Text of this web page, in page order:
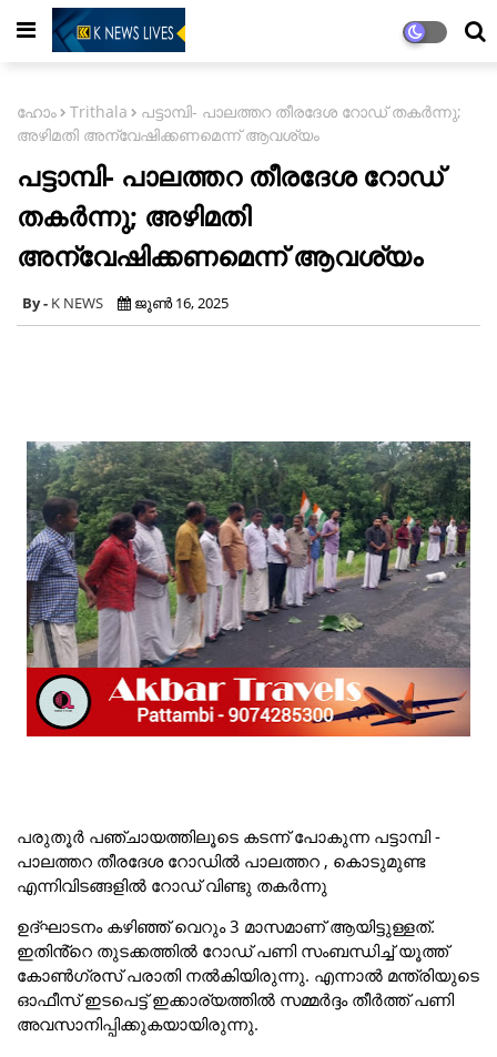
ഹോം Trithala
പട്ടാമ്പി- പാലത്തറ തീരദേശ റോഡ് തകർന്നു;
അഴിമതി അന്വേഷിക്കണമെന്ന് ആവശ്യം
പട്ടാമ്പി- പാലത്തറ തീരദേശ റോഡ്
തകർന്നു; അഴിമതി
അന്വേഷിക്കണമെന്ന് ആവശ്യം
K NEWS ജൂൺ 16, 2025
പരുതൂർ പഞ്ചായത്തിലൂടെ കടന്ന് പോകുന്ന പട്ടാമ്പി -
പാലത്തറ തീരദേശ റോഡിൽ പാലത്തറ , കൊടുമുണ്ട
എന്നിവിടങ്ങളിൽ റോഡ്‌ വിണ്ടു തകർന്നു
ഉദ്ഘാടനം കഴിഞ്ഞ് വെറും 3 മാസമാണ് ആയിട്ടുള്ളത്.
ഇതിൻ്റെ തുടക്കത്തിൽ റോഡ്‌ പണി സംബന്ധിച്ച് യൂത്ത്
കോൺഗ്രസ് പരാതി നൽകിയിരുന്നു. എന്നാൽ മന്ത്രിയുടെ
ഓഫീസ് ഇടപെട്ട് ഇക്കാര്യത്തിൽ സമ്മർദ്ദം തീർത്ത് പണി
അവസാനിപ്പിക്കുകയായിരുന്നു.